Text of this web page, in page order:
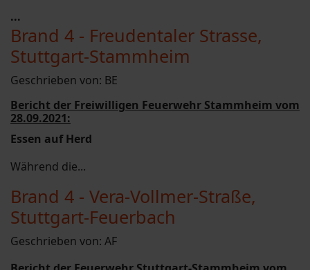
...
Brand 4 - Freudentaler Strasse,
Stuttgart-Stammheim
Geschrieben von: BE
Bericht der Freiwilligen Feuerwehr Stammheim vom
28.09.2021:
Essen auf Herd
Während die...
Brand 4 - Vera-Vollmer-Straße,
Stuttgart-Feuerbach
Geschrieben von: AF